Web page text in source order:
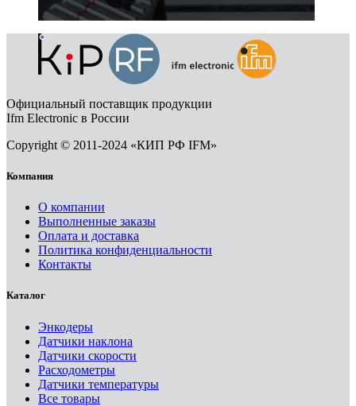
Официальный поставщик продукции
Ifm Electronic в России
Copyright © 2011-2024 «КИП РФ IFM»
Компания
О компании
Выполненные заказы
Оплата и доставка
Политика конфиденциальности
Контакты
Каталог
Энкодеры
Датчики наклона
Датчики скорости
Расходометры
Датчики температуры
Все товары